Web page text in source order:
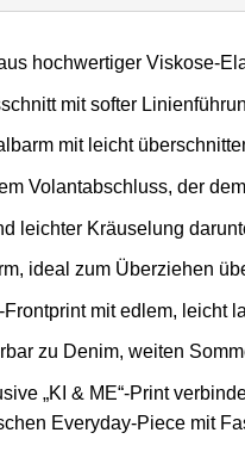
hochwertiger Viskose-
mit softer
mit leicht
Volantabschluss, der
leichter Kräuselung
ideal zum Überziehen
Frontprint mit edlem,
zu Denim, weiten
„KI & ME“-Print
Everyday-Piece mit